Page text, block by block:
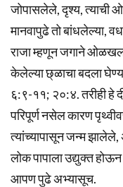
जोपासलेले, दृश्य,
मानवापुढे तो बांधलेल्या,
राजा म्हणून जगाने
केलेल्या छ्ळाचा बदला
६:९-११; २०:४. तरीही हे
परिपूर्ण नसेल कारण
त्यांच्यापासून जन्म झालेले,
लोक पापाला उद्युक्त
आपण पुढे अभ्यासूच.